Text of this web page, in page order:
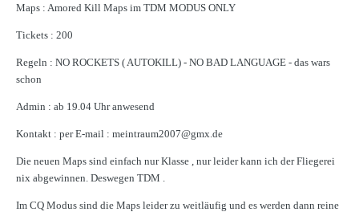
Maps : Amored Kill Maps im TDM MODUS ONLY
Tickets : 200
Regeln : NO ROCKETS ( AUTOKILL) - NO BAD LANGUAGE - das wars
schon
Admin : ab 19.04 Uhr anwesend
Kontakt : per E-mail : meintraum2007@gmx.de
Die neuen Maps sind einfach nur Klasse , nur leider kann ich der Fliegerei
nix abgewinnen. Deswegen TDM .
Im CQ Modus sind die Maps leider zu weitläufig und es werden dann reine